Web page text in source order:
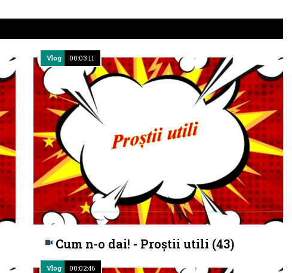
Cum n-o dai! - Proștii utili (43)
Vlog 00:03:11
Vlog 00:02:46